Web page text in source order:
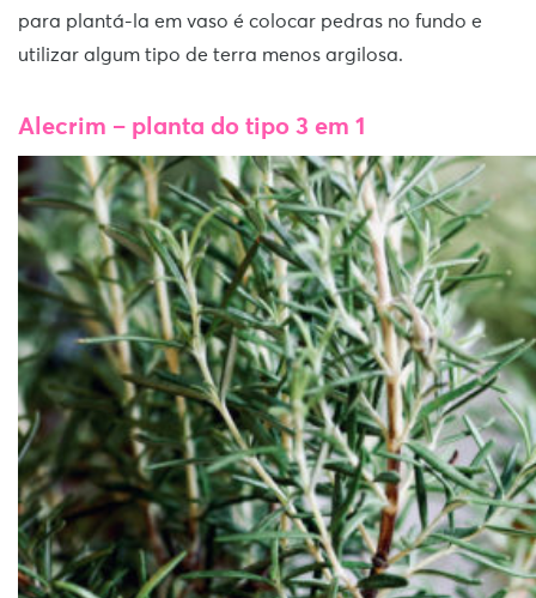
para plantá-la em vaso é colocar pedras no fundo e
utilizar algum tipo de terra menos argilosa.
Alecrim – planta do tipo 3 em 1